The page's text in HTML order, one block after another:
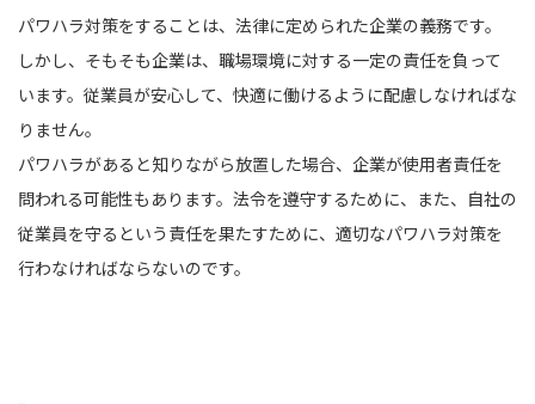
パワハラ対策をすることは、法律に定められた企業の義務です。
しかし、そもそも企業は、職場環境に対する一定の責任を負って
います。従業員が安心して、快適に働けるように配慮しなければな
りません。
パワハラがあると知りながら放置した場合、企業が使用者責任を
問われる可能性もあります。法令を遵守するために、また、自社の
従業員を守るという責任を果たすために、適切なパワハラ対策を
行わなければならないのです。